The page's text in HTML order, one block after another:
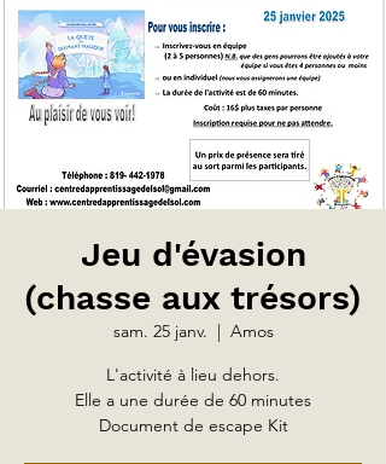
Jeu d'évasion
(chasse aux trésors)
sam. 25 janv.
  |
Amos
L'activité à lieu dehors.
Elle a une durée de 60 minutes
Document de escape Kit